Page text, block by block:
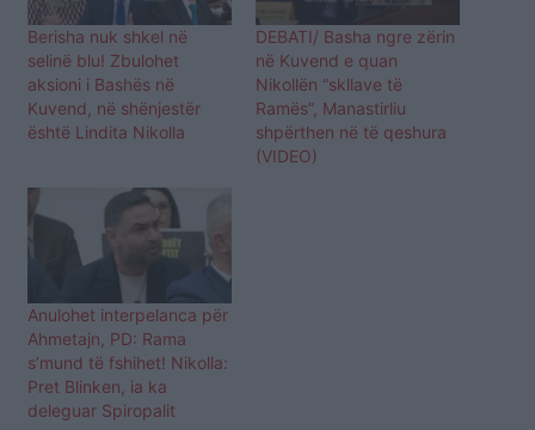
Berisha nuk shkel në
selinë blu! Zbulohet
aksioni i Bashës në
Kuvend, në shënjestër
është Lindita Nikolla
DEBATI/ Basha ngre zërin
në Kuvend e quan
Nikollën “skllave të
Ramës”, Manastirliu
shpërthen në të qeshura
(VIDEO)
Anulohet interpelanca për
Ahmetajn, PD: Rama
s’mund të fshihet! Nikolla:
Pret Blinken, ia ka
deleguar Spiropalit